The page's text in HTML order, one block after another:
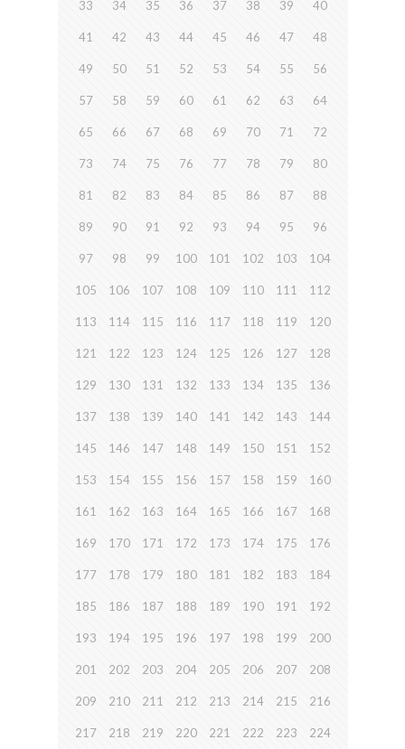
33 34 35 36 37 38 39 40
41 42 43 44 45 46 47 48
49 50 51 52 53 54 55 56
57 58 59 60 61 62 63 64
65 66 67 68 69 70 71 72
73 74 75 76 77 78 79 80
81 82 83 84 85 86 87 88
89 90 91 92 93 94 95 96
97 98 99 100 101 102 103 104
105 106 107 108 109 110 111 112
113 114 115 116 117 118 119 120
121 122 123 124 125 126 127 128
129 130 131 132 133 134 135 136
137 138 139 140 141 142 143 144
145 146 147 148 149 150 151 152
153 154 155 156 157 158 159 160
161 162 163 164 165 166 167 168
169 170 171 172 173 174 175 176
177 178 179 180 181 182 183 184
185 186 187 188 189 190 191 192
193 194 195 196 197 198 199 200
201 202 203 204 205 206 207 208
209 210 211 212 213 214 215 216
217 218 219 220 221 222 223 224